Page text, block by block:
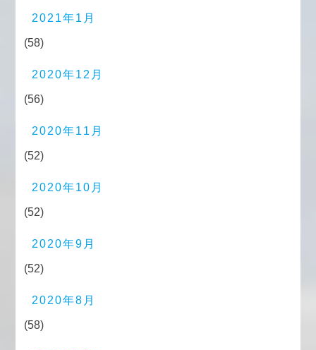
2021年1月
(58)
2020年12月
(56)
2020年11月
(52)
2020年10月
(52)
2020年9月
(52)
2020年8月
(58)